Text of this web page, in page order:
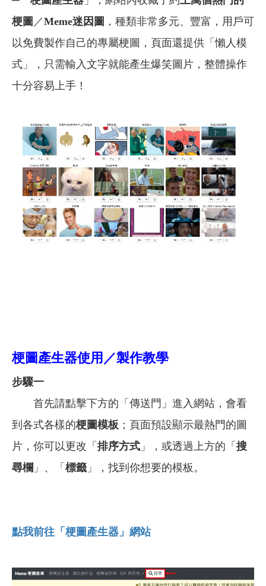
梗圖 ／Meme迷因圖 ，種類非常多元、豐富，用戶可
以免費製作自己的專屬梗圖，頁面還提供「懶人模
式」，只需輸入文字就能產生爆笑圖片，整體操作
十分容易上手！
梗圖產生器使用／製作教學
步驟一
首先請點擊下方的「傳送門」進入網站，會看
到各式各樣的梗圖模板 ；頁面預設顯示最熱門的圖
片，你可以更改「 排序方式 」，或透過上方的「 搜
尋欄 」、「 標籤 」，找到你想要的模板。
點我前往「 梗圖產生器」網站